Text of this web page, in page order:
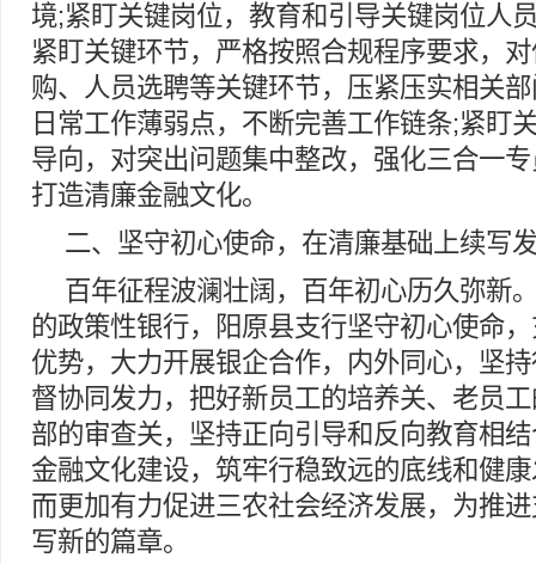
境;紧盯关键岗位，教育和引导关键岗位人
紧盯关键环节，严格按照合规程序要求，
购、人员选聘等关键环节，压紧压实相关
日常工作薄弱点，不断完善工作链条;紧盯
导向，对突出问题集中整改，强化三合一
打造清廉金融文化。
二、坚守初心使命，在清廉基础上续写
百年征程波澜壮阔，百年初心历久弥新
的政策性银行，阳原县支行坚守初心使命
优势，大力开展银企合作，内外同心，坚
督协同发力，把好新员工的培养关、老员
部的审查关，坚持正向引导和反向教育相
金融文化建设，筑牢行稳致远的底线和健
而更加有力促进三农社会经济发展，为推
写新的篇章。